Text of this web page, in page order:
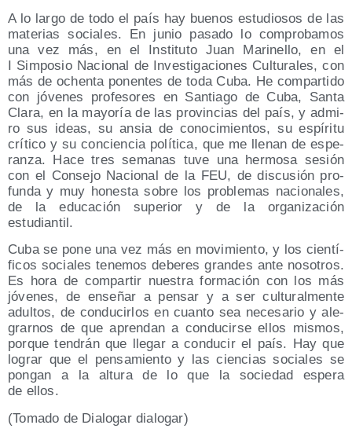
A lo lar­go de todo el país hay bue­nos estu­dio­sos de las
mate­rias socia­les. En junio pasa­do lo com­pro­ba­mos
una vez más, en el Ins­ti­tu­to Juan Mari­ne­llo, en el
I Sim­po­sio Nacio­nal de Inves­ti­ga­cio­nes Cul­tu­ra­les, con
más de ochen­ta ponen­tes de toda Cuba. He com­par­ti­do
con jóve­nes pro­fe­so­res en San­tia­go de Cuba, San­ta
Cla­ra, en la mayo­ría de las pro­vin­cias del país, y admi­
ro sus ideas, su ansia de cono­ci­mien­tos, su espí­ri­tu
crí­ti­co y su con­cien­cia polí­ti­ca, que me lle­nan de espe­
ran­za. Hace tres sema­nas tuve una her­mo­sa sesión
con el Con­se­jo Nacio­nal de la FEU, de dis­cu­sión pro­
fun­da y muy hones­ta sobre los pro­ble­mas nacio­na­les,
de la edu­ca­ción supe­rior y de la orga­ni­za­ción
estudiantil.
Cuba se pone una vez más en movi­mien­to, y los cien­tí­
fi­cos socia­les tene­mos debe­res gran­des ante noso­tros.
Es hora de com­par­tir nues­tra for­ma­ción con los más
jóve­nes, de ense­ñar a pen­sar y a ser cul­tu­ral­men­te
adul­tos, de con­du­cir­los en cuan­to sea nece­sa­rio y ale­
grar­nos de que apren­dan a con­du­cir­se ellos mis­mos,
por­que ten­drán que lle­gar a con­du­cir el país. Hay que
lograr que el pen­sa­mien­to y las cien­cias socia­les se
pon­gan a la altu­ra de lo que la socie­dad espe­ra
de ellos.
(Toma­do de Dia­lo­gar dialogar)